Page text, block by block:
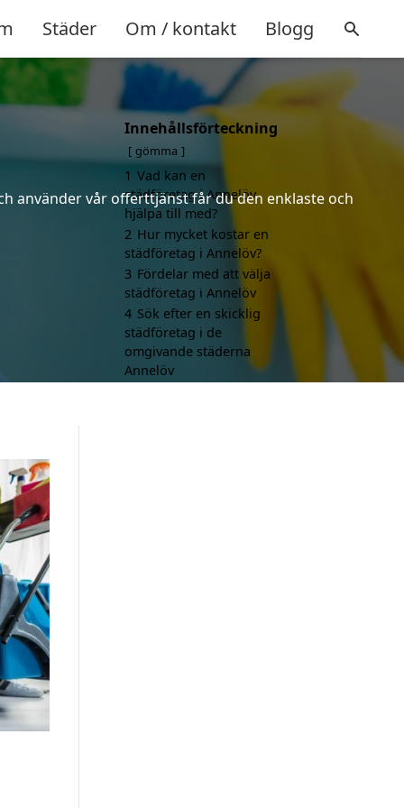
Städer Om / kontakt Blogg
använder vår offerttjänst får du den enklaste och
Innehållsförteckning
gömma
1 Vad kan en
städföretag i Annelöv
hjälpa till med?
2 Hur mycket kostar en
städföretag i Annelöv?
3 Fördelar med att välja
städföretag i Annelöv
4 Sök efter en skicklig
städföretag i de
omgivande städerna
Annelöv